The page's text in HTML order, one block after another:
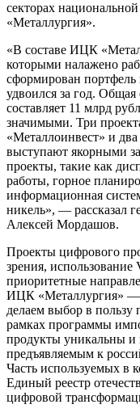
секторах
«Металлургия».
«В составе ИЦК
которыми налажено
сформирован портфель
удвоился за год. Общая
составляет 11 млрд
значимыми. Три
«Металлоинвест» и
выступают якорными
проекты, такие как
работы, горное
информационная
никель», — рассказал
Алексей Мордашов.
Проекты цифрового
зрения,
приоритетные
ИЦК «Металлургия» —
делаем выбор в пользу
рамках программы
продукты уникальны и
предъявляемым к
Часть используемых в
Единый реестр
цифровой